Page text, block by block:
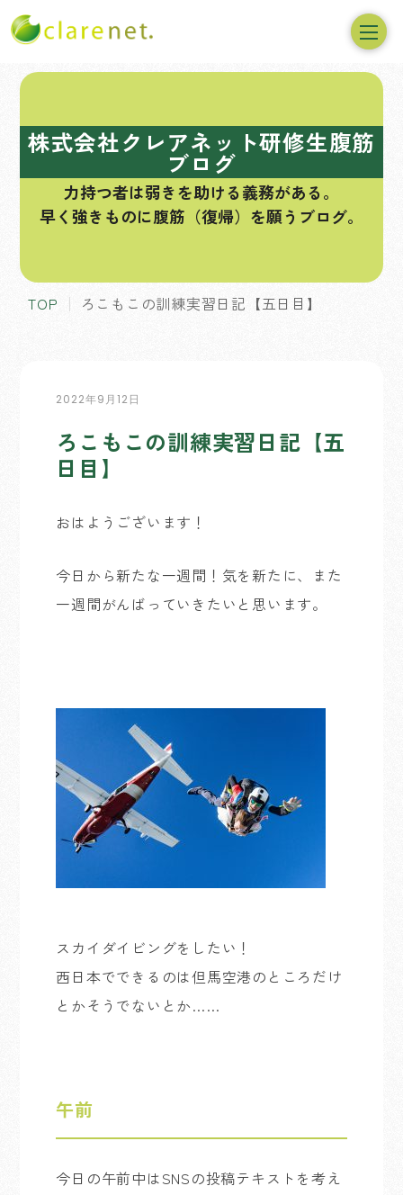
株式会社クレアネット研修生腹筋
ブログ
力持つ者は弱きを助ける義務がある。
早く強きものに腹筋（復帰）を願うブログ。
TOP ろこもこの訓練実習日記【五日目】
2022年9月12日
ろこもこの訓練実習日記【五
日目】
おはようございます！
今日から新たな一週間！気を新たに、また
一週間がんばっていきたいと思います。
スカイダイビングをしたい！
西日本でできるのは但馬空港のところだけ
とかそうでないとか……
午前
今日の午前中はSNSの投稿テキストを考え